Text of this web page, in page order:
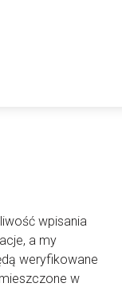
wpisania
a my
weryfikowane
w